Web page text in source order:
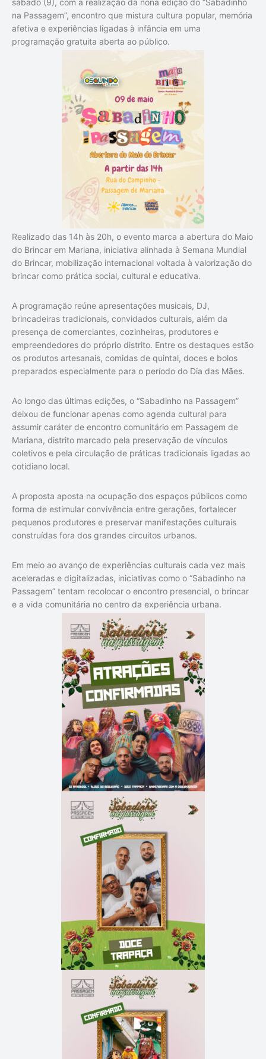
sábado (9), com a realização da nona edição do “Sabadinho
na Passagem”, encontro que mistura cultura popular, memória
afetiva e experiências ligadas à infância em uma
programação gratuita aberta ao público.
Realizado das 14h às 20h, o evento marca a abertura do Maio
do Brincar em Mariana, iniciativa alinhada à Semana Mundial
do Brincar, mobilização internacional voltada à valorização do
brincar como prática social, cultural e educativa.
A programação reúne apresentações musicais, DJ,
brincadeiras tradicionais, convidados culturais, além da
presença de comerciantes, cozinheiras, produtores e
empreendedores do próprio distrito. Entre os destaques estão
os produtos artesanais, comidas de quintal, doces e bolos
preparados especialmente para o período do Dia das Mães.
Ao longo das últimas edições, o “Sabadinho na Passagem”
deixou de funcionar apenas como agenda cultural para
assumir caráter de encontro comunitário em Passagem de
Mariana, distrito marcado pela preservação de vínculos
coletivos e pela circulação de práticas tradicionais ligadas ao
cotidiano local.
A proposta aposta na ocupação dos espaços públicos como
forma de estimular convivência entre gerações, fortalecer
pequenos produtores e preservar manifestações culturais
construídas fora dos grandes circuitos urbanos.
Em meio ao avanço de experiências culturais cada vez mais
aceleradas e digitalizadas, iniciativas como o “Sabadinho na
Passagem” tentam recolocar o encontro presencial, o brincar
e a vida comunitária no centro da experiência urbana.